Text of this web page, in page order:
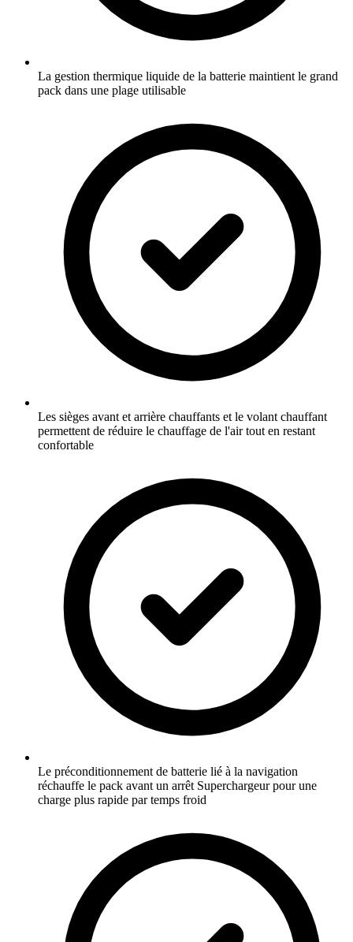
La gestion thermique liquide de la batterie maintient le grand
pack dans une plage utilisable
Les sièges avant et arrière chauffants et le volant chauffant
permettent de réduire le chauffage de l'air tout en restant
confortable
Le préconditionnement de batterie lié à la navigation
réchauffe le pack avant un arrêt Superchargeur pour une
charge plus rapide par temps froid